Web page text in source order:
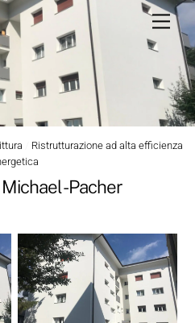
Ristrutturazione ad alta efficienza
Pacher